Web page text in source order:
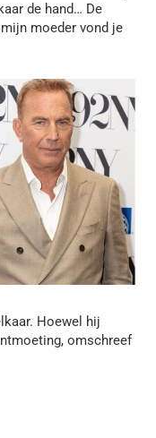
de hand… De
moeder vond je
Hoewel hij
omschreef